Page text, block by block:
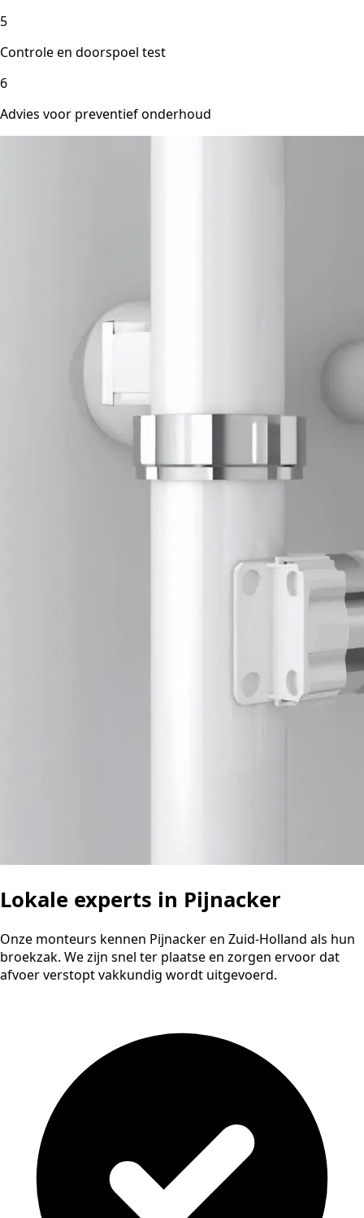
5
Controle en doorspoel test
6
Advies voor preventief onderhoud
Lokale experts in Pijnacker
Onze monteurs kennen Pijnacker en Zuid-Holland als hun
broekzak. We zijn snel ter plaatse en zorgen ervoor dat
afvoer verstopt vakkundig wordt uitgevoerd.